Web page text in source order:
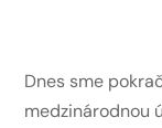
Dnes sme
medzinárodnou